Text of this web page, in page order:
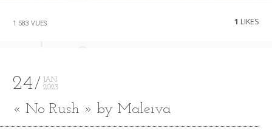
1 583 VUES 1 LIKES
24
JAN
2023
« No Rush » by Maleiva